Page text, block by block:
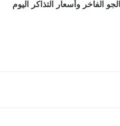
الفاخر وأسعار التذاكر اليوم